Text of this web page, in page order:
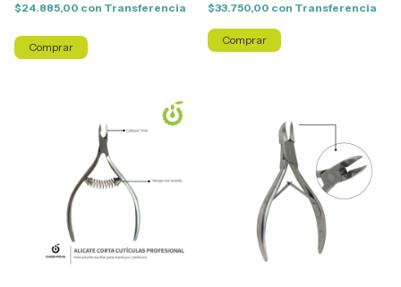
$24.885,00 con Transferencia $33.750,00 con Transferencia